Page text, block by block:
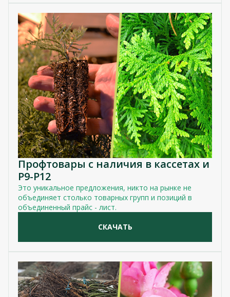
Профтовары с наличия в кассетах и
P9-P12
Это уникальное предложения, никто на рынке не
объединяет столько товарных групп и позиций в
объединенный прайс - лист.
СКАЧАТЬ